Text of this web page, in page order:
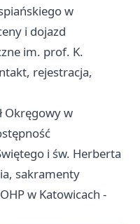
w
i dojazd
im. prof. K.
rejestracja,
Okręgowy w
i św. Herberta
sakramenty
w Katowicach -